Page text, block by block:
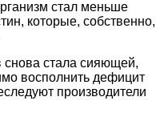
стал меньше
которые, собственно,
снова стала сияющей,
восполнить дефицит
производители